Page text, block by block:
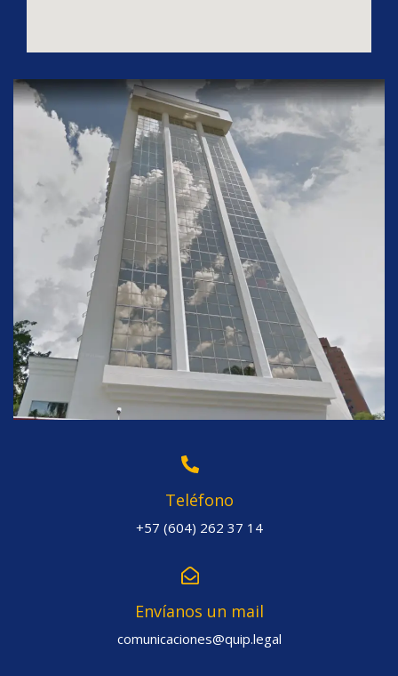
Teléfono
+57 (604) 262 37 14
Envíanos un mail
comunicaciones@quip.legal